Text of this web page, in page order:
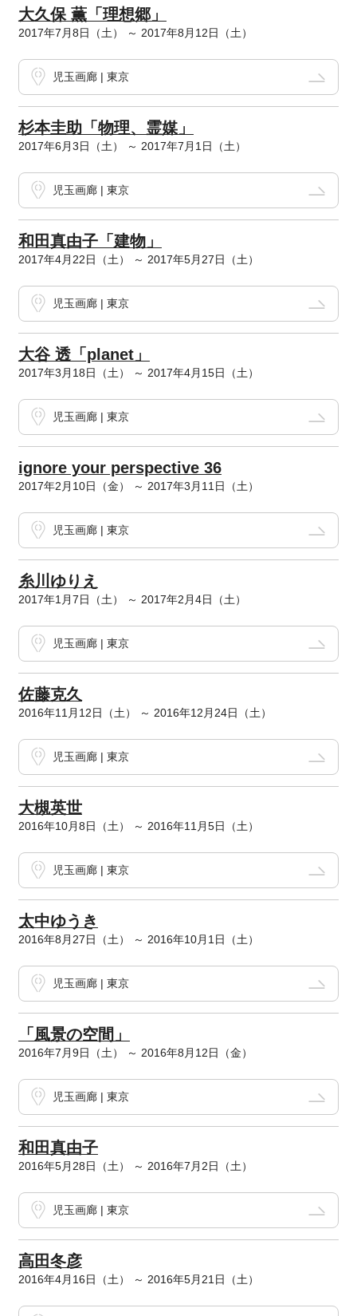
大久保 薫「理想郷」
2017年7月8日（土） ～ 2017年8月12日（土）
児玉画廊 | 東京
杉本圭助「物理、霊媒」
2017年6月3日（土） ～ 2017年7月1日（土）
児玉画廊 | 東京
和田真由子「建物」
2017年4月22日（土） ～ 2017年5月27日（土）
児玉画廊 | 東京
大谷 透「planet」
2017年3月18日（土） ～ 2017年4月15日（土）
児玉画廊 | 東京
ignore your perspective 36
2017年2月10日（金） ～ 2017年3月11日（土）
児玉画廊 | 東京
糸川ゆりえ
2017年1月7日（土） ～ 2017年2月4日（土）
児玉画廊 | 東京
佐藤克久
2016年11月12日（土） ～ 2016年12月24日（土）
児玉画廊 | 東京
大槻英世
2016年10月8日（土） ～ 2016年11月5日（土）
児玉画廊 | 東京
太中ゆうき
2016年8月27日（土） ～ 2016年10月1日（土）
児玉画廊 | 東京
「風景の空間」
2016年7月9日（土） ～ 2016年8月12日（金）
児玉画廊 | 東京
和田真由子
2016年5月28日（土） ～ 2016年7月2日（土）
児玉画廊 | 東京
高田冬彦
2016年4月16日（土） ～ 2016年5月21日（土）